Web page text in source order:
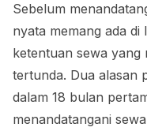
Sebelum
nyata memang ada
ketentuan sewa yang
tertunda. Dua alasan
dalam 18 bulan
menandatangani